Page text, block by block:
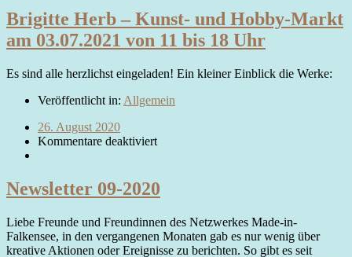
Brigitte Herb – Kunst- und Hobby-Markt
am 03.07.2021 von 11 bis 18 Uhr
Es sind alle herzlichst eingeladen! Ein kleiner Einblick die Werke:
Veröffentlicht in: Allgemein
26. August 2020
Kommentare deaktiviert
Newsletter 09-2020
Liebe Freunde und Freundinnen des Netzwerkes Made-in-
Falkensee, in den vergangenen Monaten gab es nur wenig über
kreative Aktionen oder Ereignisse zu berichten. So gibt es seit